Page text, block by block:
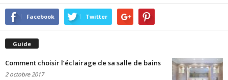
Facebook Twitter
Guide
Comment choisir l’éclairage de sa salle de bains
2 octobre 2017